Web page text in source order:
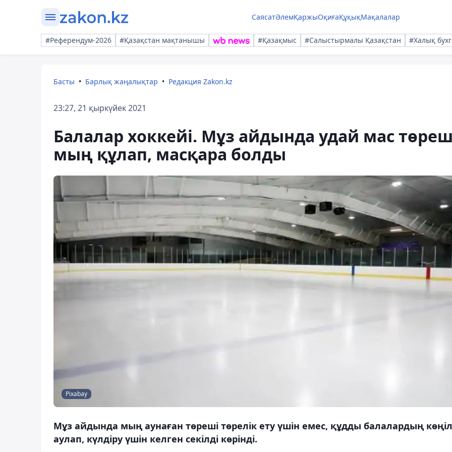
СаясатӘлемҚаржыОқиғаҚұқықМақалалар
#Референдум-2026 #Қазақстан мақтанышы #Қазақмыс #Салыстырмалы Қазақстан #Халық
Басты Барлық жаңалықтар Редакция Zakon.kz
23:27, 21 қыркүйек 2021
Балалар хоккейі. Мұз айдында удай мас
мың құлап, масқара болды
Pixabay
Мұз айдында мың аунаған төреші төрелік ету үшін емес, құдды балалардың
аулап, күлдіру үшін келген секілді көрінді.